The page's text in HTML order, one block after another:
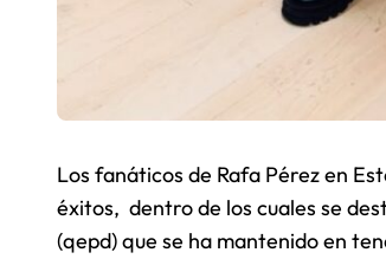
Los fanáticos de Rafa Pérez en
éxitos, dentro de los cuales se
(qepd) que se ha mantenido en